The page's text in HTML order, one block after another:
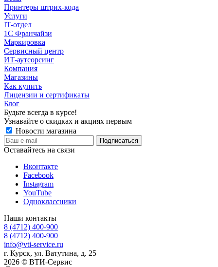
Принтеры штрих-кода
Услуги
IT-отдел
1С Франчайзи
Маркировка
Сервисный центр
ИТ-аутсорсинг
Компания
Магазины
Как купить
Лицензии и сертификаты
Блог
Будьте всегда в курсе!
Узнавайте о скидках и акциях первым
Новости магазина
Оставайтесь на связи
Вконтакте
Facebook
Instagram
YouTube
Одноклассники
Наши контакты
8 (4712) 400-900
8 (4712) 400-900
info@vti-service.ru
г. Курск, ул. Ватутина, д. 25
2026 © ВТИ-Сервис